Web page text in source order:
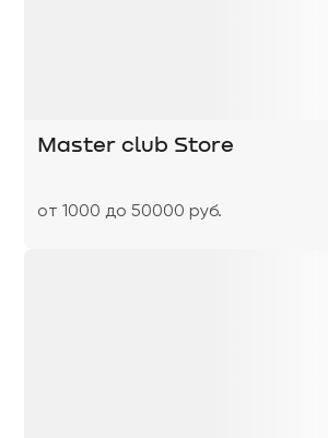
Master club Store
от 1000 до 50000 руб.